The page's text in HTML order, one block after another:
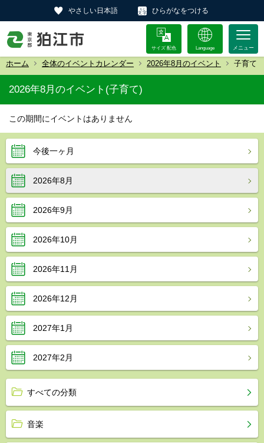
やさしい日本語 ひらがなをつける
サイズ 配色 Language
ホーム 全体のイベントカレンダー 2026年8月のイベント 子育て
今後一ヶ月
2026年8月
2026年9月
2026年10月
2026年11月
2026年12月
2027年1月
2027年2月
すべての分類
音楽
2026年8月のイベント(子育て)
この期間にイベントはありません